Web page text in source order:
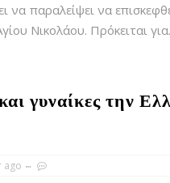
να παραλείψει να
Νικολάου. Πρόκειται
γυναίκες την
ago